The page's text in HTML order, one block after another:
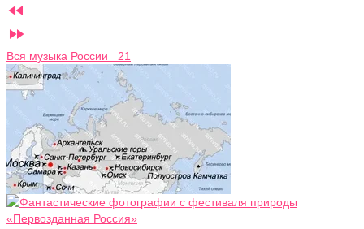


Вся музыка России 21